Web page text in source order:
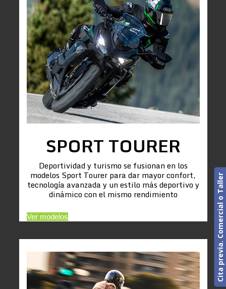
SPORT TOURER
Deportividad y turismo se fusionan en los
modelos Sport Tourer para dar mayor confort,
tecnología avanzada y un estilo más deportivo y
dinámico con el mismo rendimiento
Ver modelos Cita previa. Comercial o Taller